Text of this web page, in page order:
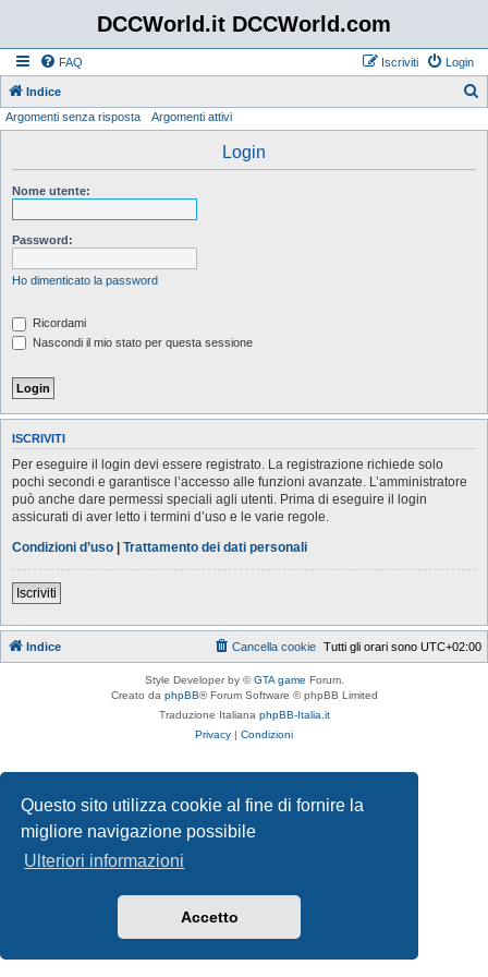
Questo sito utilizza cookie al fine di fornire la
migliore navigazione possibile
Ulteriori informazioni
Accetto
DCCWorld.it DCCWorld.com
FAQ Login
Iscriviti
Indice
Argomenti senza risposta Argomenti attivi
Login
Nome utente:
Password:
Ho dimenticato la password
Ricordami
Nascondi il mio stato per questa sessione
ISCRIVITI
Per eseguire il login devi essere registrato. La registrazione richiede solo
pochi secondi e garantisce l’accesso alle funzioni avanzate. L’amministratore
può anche dare permessi speciali agli utenti. Prima di eseguire il login
assicurati di aver letto i termini d’uso e le varie regole.
Condizioni d’uso | Trattamento dei dati personali
Iscriviti
Indice Tutti gli orari sono UTC+02:00
Cancella cookie
Style Developer by ©GTA game Forum.
Creato da phpBB® Forum Software © phpBB Limited
Traduzione Italiana phpBB-Italia.it
Privacy | Condizioni